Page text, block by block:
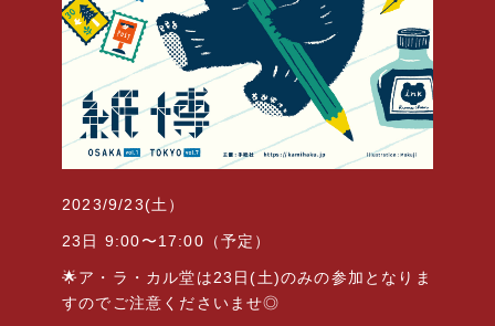
2023/9/23(土）
23 日 9:00〜17:00 （予定）
🌟ア・ラ・カル堂は23 日 (土)のみの参加となりま
すのでご注意くださいませ◎